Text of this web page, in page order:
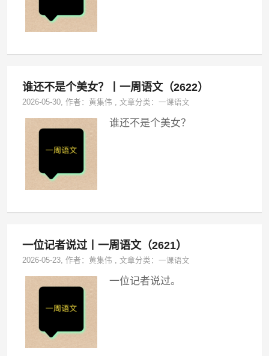
谁还不是个美女？丨一周语文（2622）
2026-05-30, 作者：黄集伟 ,文章分类：一课语文
谁还不是个美女？
一位记者说过丨一周语文（2621）
2026-05-23, 作者：黄集伟 ,文章分类：一课语文
一位记者说过。